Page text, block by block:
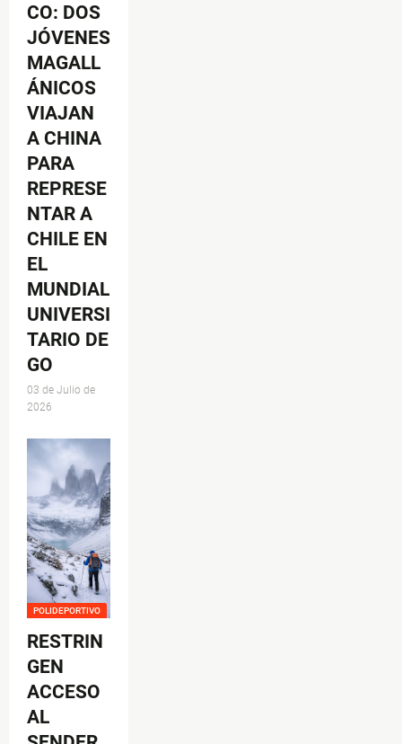
CO: DOS
JÓVENES
MAGALL
ÁNICOS
VIAJAN
A CHINA
PARA
REPRESE
NTAR A
CHILE EN
EL
MUNDIAL
UNIVERSI
TARIO DE
GO
03 de Julio de
2026
POLIDEPORTIVO
RESTRIN
GEN
ACCESO
AL